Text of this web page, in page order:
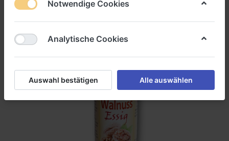
Notwendige Cookies
Analytische Cookies
Auswahl bestätigen Alle auswählen